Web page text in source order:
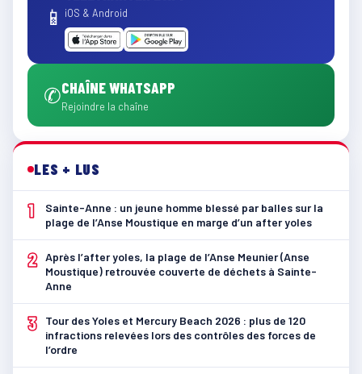
📱 iOS & Android
✆CHAÎNE WHATSAPP
Rejoindre la chaîne
LES + LUS
1
Sainte-Anne : un jeune homme blessé par balles sur la
plage de l’Anse Moustique en marge d’un after yoles
2 Après l’after yoles, la plage de l’Anse Meunier (Anse
Moustique) retrouvée couverte de déchets à Sainte-
Anne
3
Tour des Yoles et Mercury Beach 2026 : plus de 120
infractions relevées lors des contrôles des forces de
l’ordre